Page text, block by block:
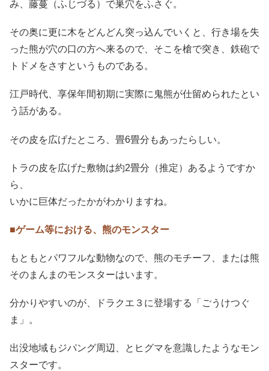
み、藤蔓（ふじづる）で巣穴をふさぐ。
その奥に更に木をどんどん突っ込んでいくと、行き場を失
った熊が穴の口の方へ来るので、そこを槍で突き、鉄砲で
トドメをさすというものである。
江戸時代、享保年間初期に実際に鬼熊が仕留められたとい
う話がある。
その皮を広げたところ、畳6畳分もあったらしい。
トラの皮を広げた敷物は約2畳分（推定）あるようですか
ら、
いかに巨体だったかがわかりますね。
■ゲーム等における、熊のモンスター
もともとパワフルな動物なので、熊のモチーフ、または熊
そのまんまのモンスターはいます。
分かりやすいのが、ドラクエ３に登場する「ごうけつぐ
ま」。
出没地域もジパング周辺、とヒグマを意識したようなモン
スターです。